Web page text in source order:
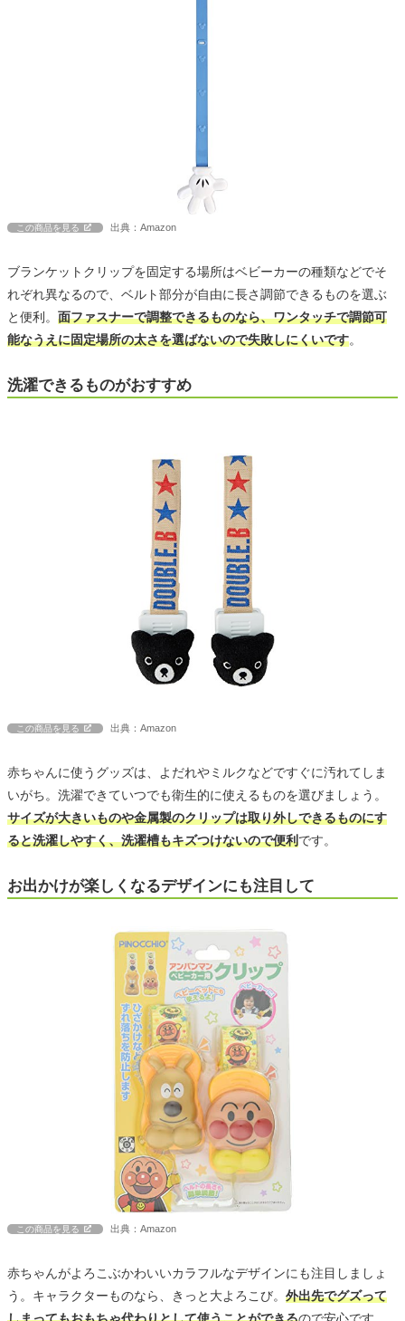
この商品を見る 出典：Amazon
ブランケットクリップを固定する場所はベビーカーの種類などでそ
れぞれ異なるので、ベルト部分が自由に長さ調節できるものを選ぶ
と便利。 面ファスナーで調整できるものなら、ワンタッチで調節可
能なうえに固定場所の太さを選ばないので失敗しにくいです。
洗濯できるものがおすすめ
この商品を見る 出典：Amazon
赤ちゃんに使うグッズは、よだれやミルクなどですぐに汚れてしま
いがち。洗濯できていつでも衛生的に使えるものを選びましょう。
サイズが大きいものや金属製のクリップは取り外しできるものにす
ると洗濯しやすく、洗濯槽もキズつけないので便利です。
お出かけが楽しくなるデザインにも注目して
この商品を見る 出典：Amazon
赤ちゃんがよろこぶかわいいカラフルなデザインにも注目しましょ
う。キャラクターものなら、きっと大よろこび。 外出先でグズって
しまってもおもちゃ代わりとして使うことができるので安心です